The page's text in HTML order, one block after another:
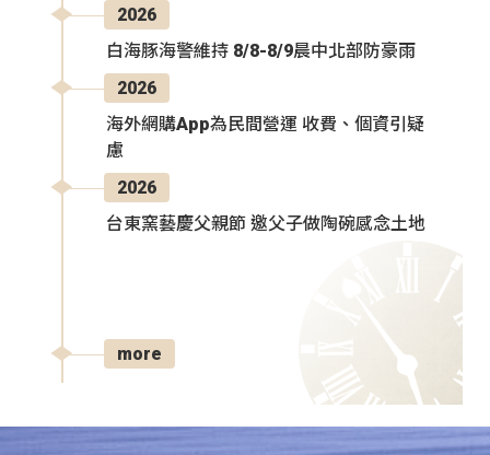
2026
白海豚海警維持 8/8-8/9晨中北部防豪雨
2026
海外網購App為民間營運 收費、個資引疑
慮
2026
台東窯藝慶父親節 邀父子做陶碗感念土地
more